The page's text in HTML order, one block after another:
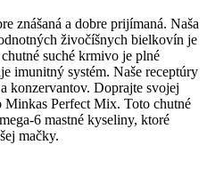
znášaná a dobre prijímaná. Naša
živočíšnych bielkovín je
suché krmivo je plné
imunitný systém. Naše receptúry
konzervantov. Doprajte svojej
Minkas Perfect Mix. Toto chutné
6 mastné kyseliny, ktoré
mačky.